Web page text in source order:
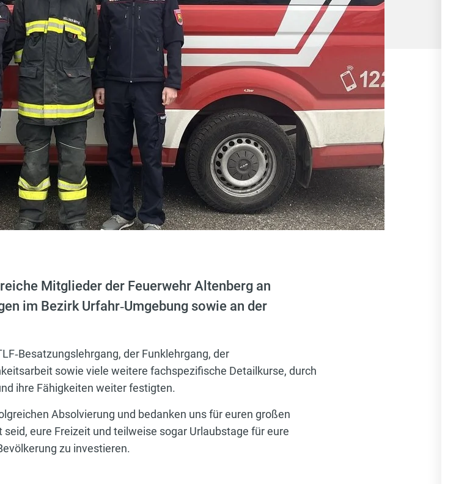
Mitglieder der Feuerwehr Altenberg an
im Bezirk Urfahr‑Umgebung sowie an der
der Funklehrgang, der
sowie viele weitere fachspezifische Detailkurse, durch
ihre Fähigkeiten weiter festigten.
Absolvierung und bedanken uns für euren großen
eure Freizeit und teilweise sogar Urlaubstage für eure
zu investieren.